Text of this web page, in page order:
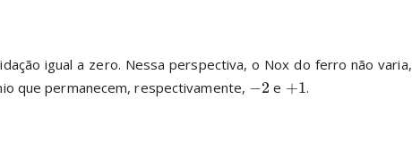
igual a zero. Nessa perspectiva, o Nox do ferro não varia,
que permanecem, respectivamente, −2 e +1.